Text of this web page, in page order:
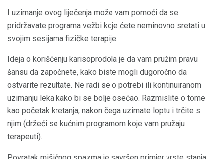
I uzimanje ovog liječenja može vam pomoći da se
pridržavate programa vežbi koje ćete neminovno sretati u
svojim sesijama fizičke terapije.
Ideja o korišćenju karisoprodola je da vam pružim pravu
šansu da započnete, kako biste mogli dugoročno da
ostvarite rezultate. Ne radi se o potrebi ili kontinuiranom
uzimanju leka kako bi se bolje osećao. Razmislite o tome
kao početak kretanja, nakon čega uzimate loptu i trčite s
njim (držeći se kućnim programom koje vam pružaju
terapeuti).